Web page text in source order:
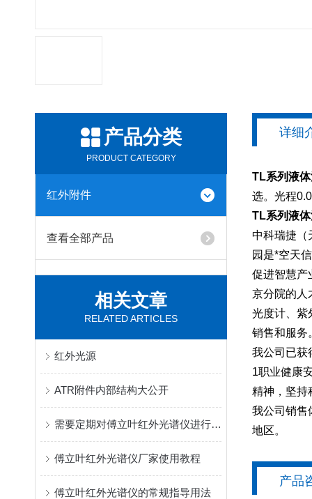
产品分类
PRODUCT CATEGORY
红外附件
查看全部产品
相关文章
RELATED ARTICLES
红外光源
ATR附件内部结构大公开
需要定期对傅立叶红外光谱仪进行专业校准
傅立叶红外光谱仪厂家使用教程
傅立叶红外光谱仪的常规指导用法
详细
TL系列液
选。光程
TL系列液
中科瑞捷（
园是*空天
促进智慧产
京分院的人
光度计、紫
销售和服务
我公司已获
1职业健康
精神，坚持
我公司销售
地区。
产品